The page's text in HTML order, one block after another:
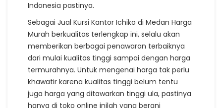
Indonesia pastinya.
Sebagai Jual Kursi Kantor Ichiko di Medan Harga
Murah berkualitas terlengkap ini, selalu akan
memberikan berbagai penawaran terbaiknya
dari mulai kualitas tinggi sampai dengan harga
termurahnya. Untuk mengenai harga tak perlu
khawatir karena kualitas tinggi belum tentu
juga harga yang ditawarkan tinggi ula, pastinya
hanya di toko online inilah yang berani